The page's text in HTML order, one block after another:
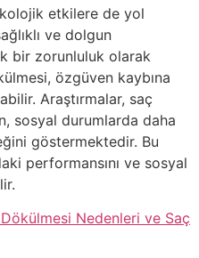
etkilere de yol
ve dolgun
bir zorunluluk olarak
özgüven kaybına
Araştırmalar, saç
sosyal durumlarda daha
göstermektedir. Bu
performansını ve sosyal
Nedenleri ve Saç